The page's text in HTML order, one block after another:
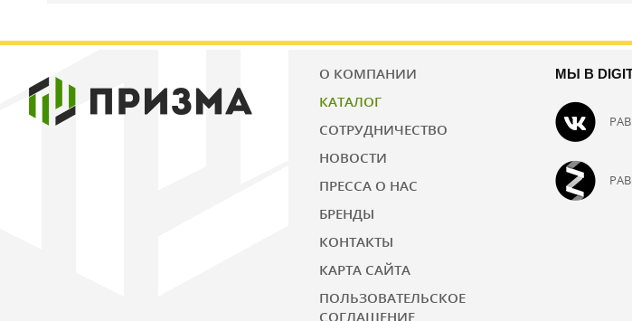
О КОМПАНИИ
КАТАЛОГ
СОТРУДНИЧЕСТВО
НОВОСТИ
ПРЕССА О НАС
БРЕНДЫ
КОНТАКТЫ
КАРТА САЙТА
ПОЛЬЗОВАТЕЛЬСКОЕ
СОГЛАШЕНИЕ
МЫ В